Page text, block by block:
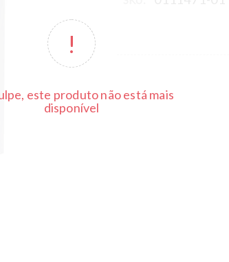
este produto não está mais
disponível